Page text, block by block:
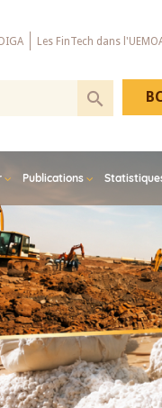
Les FinTech dans
Publications